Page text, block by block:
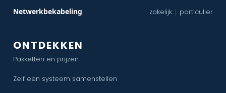
Netwerkbekabeling zakelijk | particulier
ONTDEKKEN
Pakketten en prijzen
Zelf een systeem samenstellen